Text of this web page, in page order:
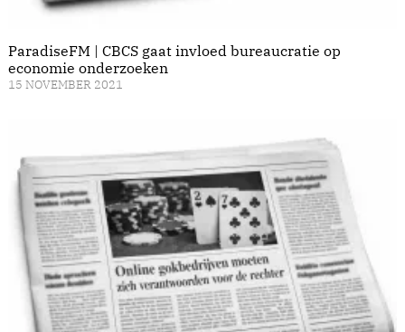
ParadiseFM | CBCS gaat invloed bureaucratie op
economie onderzoeken
15 NOVEMBER 2021